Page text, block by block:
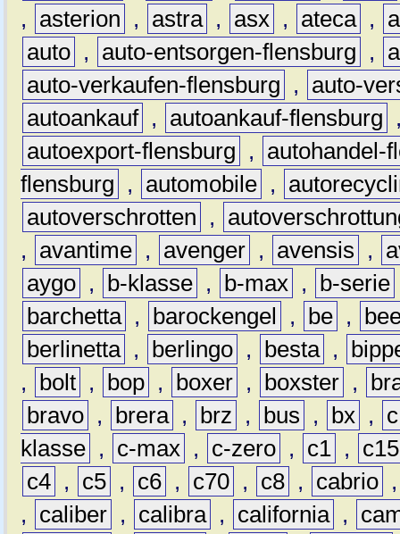
,
asterion , astra , asx , ateca ,
auto , auto-entsorgen-flensburg ,
auto-verkaufen-flensburg
,
auto-
autoankauf , autoankauf-flensburg
autoexport-flensburg
,
autohandel-
flensburg
, automobile ,
autoverschrotten
,
,
avantime , avenger , avensis ,
aygo , b-klasse , b-max , b-serie
barchetta , barockengel , be ,
berlinetta , berlingo , besta ,
,
bolt , bop , boxer , boxster ,
bravo , brera , brz , bus , bx ,
c
klasse , c-max , c-zero , c1 ,
c15
c4 , c5 , c6 , c70 , c8 , cabrio
,
caliber , calibra , california ,